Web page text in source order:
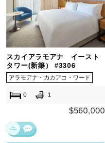
スカイアラモアナ イースト
タワー(新築） #3306
アラモアナ・カカアコ・ワード
0 1
$560,000